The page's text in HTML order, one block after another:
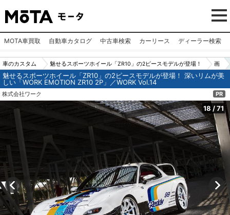
MOTA車買取 自動車カタログ 中古車検索 カーリース ディーラー検索
車のカスタム
パーツ（カー
用品）
魅せるスポーツホイール「ZR10」の2ピースモデルが登場！
深いリムが美しい「WORK EMOTION ZR10 2P」／WORK Vo
l.14
画
像
N
o.1
8
魅せるスポーツホイール「ZR10」の2ピースモデルが登場！ 深いリムが美
しい「WORK EMOTION ZR10 2P」／WORK Vol.14
株式会社ワーク PR
18/71